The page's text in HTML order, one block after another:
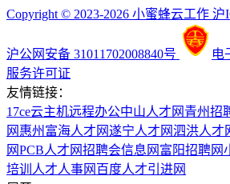
Copyright © 2023-2026 小蜜蜂云工作 沪
沪公网安备 31011702008840号 电
服务许可证
友情链接：
17ce云主机远程办公中山人才网 青州招
网 惠州富海人才网遂宁人才网泗洪人才
网PCB人才网招聘会信息网 富阳招聘网
培训 人才人事网 百度人才引进网